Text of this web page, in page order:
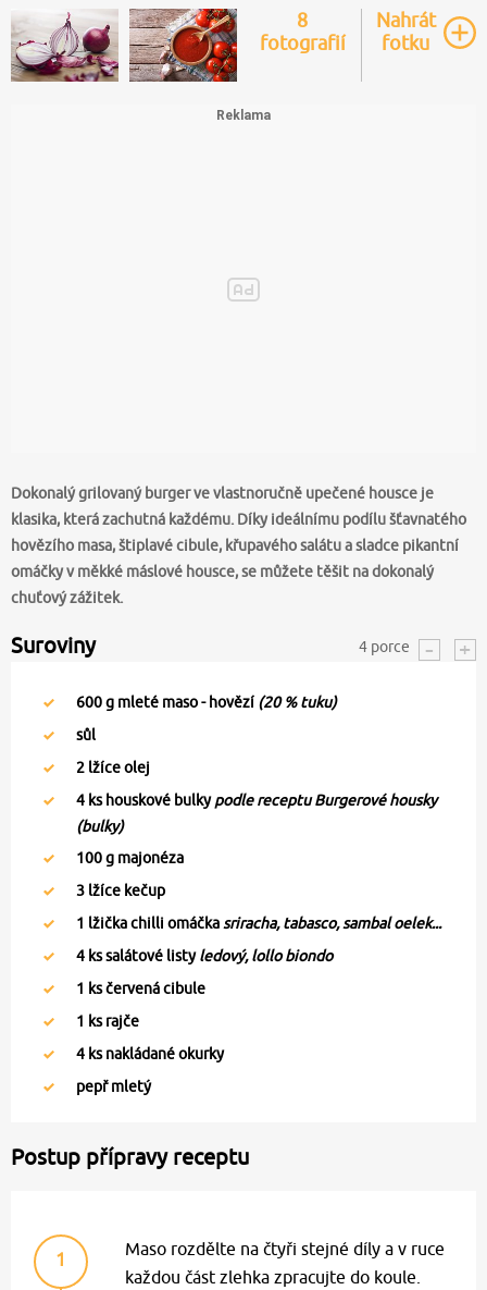
8
fotografií
Nahrát
fotku
Dokonalý grilovaný burger ve vlastnoručně upečené housce je
klasika, která zachutná každému. Díky ideálnímu podílu šťavnatého
hovězího masa, štiplavé cibule, křupavého salátu a sladce pikantní
omáčky v měkké máslové housce, se můžete těšit na dokonalý
chuťový zážitek.
Suroviny 4 porce
600g mleté maso - hovězí (20 % tuku)
sůl
2 lžíce olej
4 ks houskové bulkypodle receptu Burgerové housky
(bulky)
100g majonéza
3 lžíce kečup
1 lžička chilli omáčka sriracha, tabasco, sambal oelek...
4 ks salátové listyledový, lollo biondo
1 ks červená cibule
1 ks rajče
4 ks nakládané okurky
pepř mletý
Postup přípravy receptu
1
Maso rozdělte na čtyři stejné díly a v ruce
každou část zlehka zpracujte do koule.